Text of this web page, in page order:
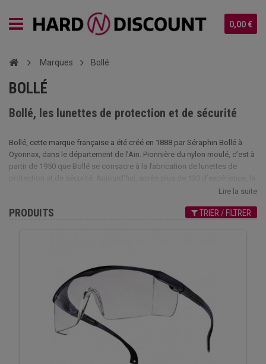
0,00 €
Marques Bollé
BOLLÉ
Bollé, les lunettes de protection et de sécurité
Bollé, cette marque française a été créé en 1888 par Séraphin Bollé à
Oyonnax, dans le département de l’Ain. Pionnière du nylon moulé, c’est à
partir de 1950 que Bollé se consacre à la fabrication de lunettes de
marque a suivi et continue encore de suivre un formidable parcours,
catalogue en ligne, vous pourrez les commander en toute simplicité :
Lire la suite
PRODUITS TRIER / FILTRER